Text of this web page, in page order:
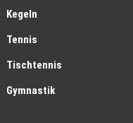
Kegeln
Tennis
Tischtennis
Gymnastik